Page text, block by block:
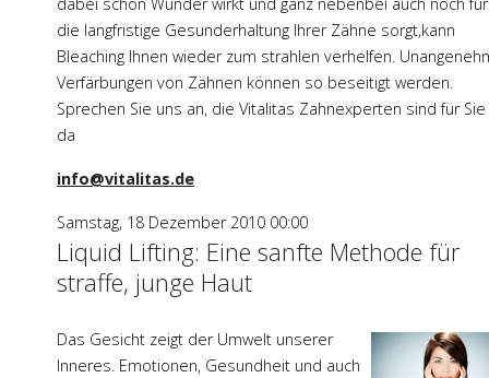
dabei schon Wunder wirkt und ganz nebenbei auch noch für
die langfristige Gesunderhaltung Ihrer Zähne sorgt,kann
Bleaching Ihnen wieder zum strahlen verhelfen.
Verfärbungen von Zähnen können so beseitigt werden.
Sprechen Sie uns an, die Vitalitas Zahnexperten sind für Sie
da
info@vitalitas.de
Samstag, 18 Dezember 2010 00:00
Liquid Lifting: Eine sanfte Methode für
straffe, junge Haut
Das Gesicht zeigt der Umwelt unserer
Inneres. Emotionen, Gesundheit und auch